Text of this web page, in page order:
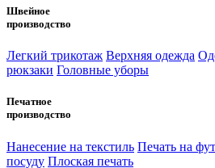
Швейное
производство
Легкий трикотаж Верхняя одежда
рюкзаки Головные уборы
Печатное
производство
Нанесение на текстиль Печать на
посуду Плоская печать